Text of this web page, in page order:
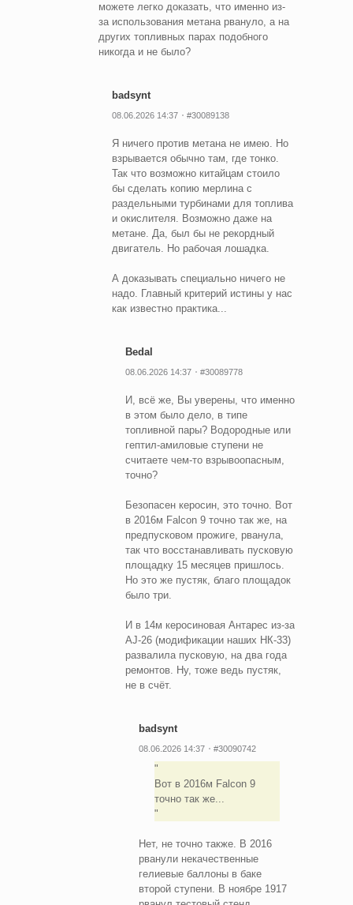
можете легко доказать, что именно из-
за использования метана рвануло, а на
других топливных парах подобного
никогда и не было?
badsynt
08.06.2026 14:37 #30089138
Я ничего против метана не имею. Но
взрывается обычно там, где тонко.
Так что возможно китайцам стоило
бы сделать копию мерлина с
раздельными турбинами для топлива
и окислителя. Возможно даже на
метане. Да, был бы не рекордный
двигатель. Но рабочая лошадка.
А доказывать специально ничего не
надо. Главный критерий истины у нас
как известно практика...
Bedal
08.06.2026 14:37 #30089778
И, всё же, Вы уверены, что именно
в этом было дело, в типе
топливной пары? Водородные или
гептил-амиловые ступени не
считаете чем-то взрывоопасным,
точно?
Безопасен керосин, это точно. Вот
в 2016м Falcon 9 точно так же, на
предпусковом прожиге, рванула,
так что восстанавливать пусковую
площадку 15 месяцев пришлось.
Но это же пустяк, благо площадок
было три.
И в 14м керосиновая Антарес из-за
AJ-26 (модификации наших НК-33)
развалила пусковую, на два года
ремонтов. Ну, тоже ведь пустяк,
не в счёт.
badsynt
08.06.2026 14:37 #30090742
Вот в 2016м Falcon 9
точно так же...
Нет, не точно также. В 2016
рванули некачественные
гелиевые баллоны в баке
второй ступени. В ноябре 1917